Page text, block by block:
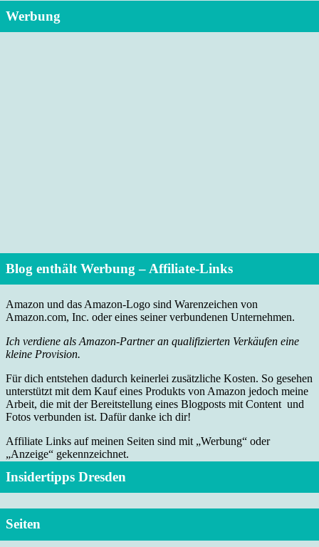
Werbung
Blog enthält Werbung – Affiliate-Links
Amazon und das Amazon-Logo sind Warenzeichen von
Amazon.com, Inc. oder eines seiner verbundenen Unternehmen.
Ich verdiene als Amazon-Partner an qualifizierten Verkäufen eine
kleine Provision.
Für dich entstehen dadurch keinerlei zusätzliche Kosten. So gesehen
unterstützt mit dem Kauf eines Produkts von Amazon jedoch meine
Arbeit, die mit der Bereitstellung eines Blogposts mit Content und
Fotos verbunden ist. Dafür danke ich dir!
Affiliate Links auf meinen Seiten sind mit „Werbung“ oder
„Anzeige“ gekennzeichnet.
Insidertipps Dresden
Seiten